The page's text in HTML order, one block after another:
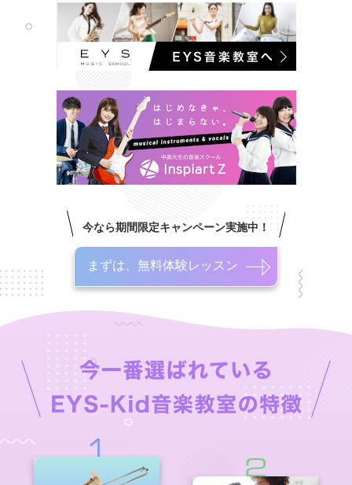
今なら期間限定キャンペーン実施中！
まずは、無料体験レッスン
1
2